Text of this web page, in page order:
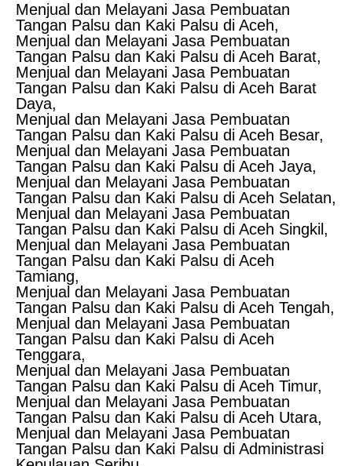
Menjual dan Melayani Jasa Pembuatan
Tangan Palsu dan Kaki Palsu di Aceh,
Menjual dan Melayani Jasa Pembuatan
Tangan Palsu dan Kaki Palsu di Aceh Barat,
Menjual dan Melayani Jasa Pembuatan
Tangan Palsu dan Kaki Palsu di Aceh Barat
Daya,
Menjual dan Melayani Jasa Pembuatan
Tangan Palsu dan Kaki Palsu di Aceh Besar,
Menjual dan Melayani Jasa Pembuatan
Tangan Palsu dan Kaki Palsu di Aceh Jaya,
Menjual dan Melayani Jasa Pembuatan
Tangan Palsu dan Kaki Palsu di Aceh Selatan,
Menjual dan Melayani Jasa Pembuatan
Tangan Palsu dan Kaki Palsu di Aceh Singkil,
Menjual dan Melayani Jasa Pembuatan
Tangan Palsu dan Kaki Palsu di Aceh
Tamiang,
Menjual dan Melayani Jasa Pembuatan
Tangan Palsu dan Kaki Palsu di Aceh Tengah,
Menjual dan Melayani Jasa Pembuatan
Tangan Palsu dan Kaki Palsu di Aceh
Tenggara,
Menjual dan Melayani Jasa Pembuatan
Tangan Palsu dan Kaki Palsu di Aceh Timur,
Menjual dan Melayani Jasa Pembuatan
Tangan Palsu dan Kaki Palsu di Aceh Utara,
Menjual dan Melayani Jasa Pembuatan
Tangan Palsu dan Kaki Palsu di Administrasi